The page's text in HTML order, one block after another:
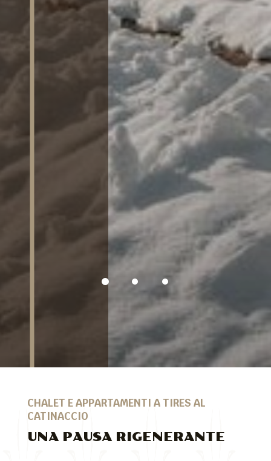
SAUNA
ATTIVITÀ
RICHIEDI
DISPONIBILITÀ /
PRENOTA
CHALET E APPARTAMENTI A TIRES AL
CATINACCIO
UNA PAUSA RIGENERANTE